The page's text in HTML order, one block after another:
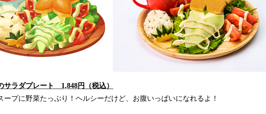
サラダプレート 1,848円（税込）
ープに野菜たっぷり！ヘルシーだけど、お腹いっぱいになれるよ！